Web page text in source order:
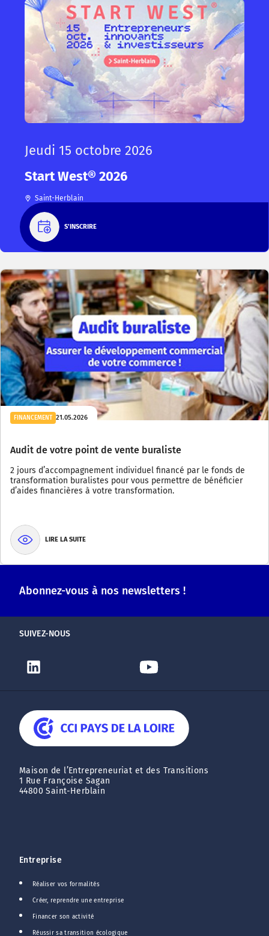
Jeudi 15 octobre 2026
Start West® 2026
Saint-Herblain
S'INSCRIRE
FINANCEMENT 21.05.2026
Audit de votre point de vente buraliste
2 jours d’accompagnement individuel financé par le fonds de
transformation buralistes pour vous permettre de bénéficier
d’aides financières à votre transformation.
LIRE LA SUITE
Abonnez-vous à nos newsletters !
SUIVEZ-NOUS
Maison de l’Entrepreneuriat et des Transitions
1 Rue Françoise Sagan
44800 Saint-Herblain
Entreprise
Réaliser vos formalités
Créer, reprendre une entreprise
Financer son activité
Réussir sa transition écologique